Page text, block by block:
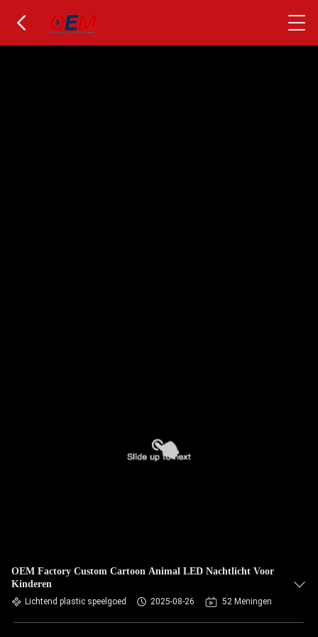
OEM Factory Custom Cartoon Animal LED Nachtlicht Voor
Kinderen
Lichtend plastic speelgoed 2025-08-26 52 Meningen